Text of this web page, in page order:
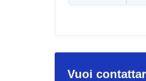
Vuoi